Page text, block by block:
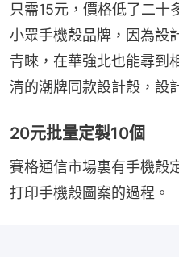
只需15元，價格低了二十
小眾手機殼品牌，因為設
青睞，在華強北也能尋到
清的潮牌同款設計殼，設
20元批量定製10個
賽格通信市場裏有手機殼
打印手機殼圖案的過程。